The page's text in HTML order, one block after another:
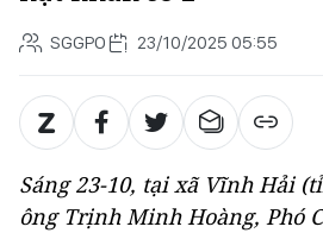
SGGPO 23/10/2025 05:55
Sáng 23-10, tại xã Vĩnh Hải
ông Trịnh Minh Hoàng, Phó